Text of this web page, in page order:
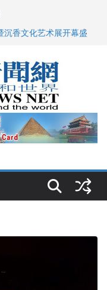
人候选人宣布角逐
领导层 卡尼：谈判事
奖典礼多伦多举行
民分享竞选理念